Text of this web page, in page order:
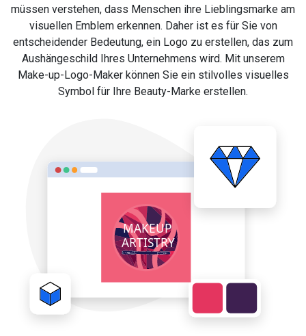
müssen verstehen, dass Menschen ihre Lieblingsmarke am
visuellen Emblem erkennen. Daher ist es für Sie von
entscheidender Bedeutung, ein Logo zu erstellen, das zum
Aushängeschild Ihres Unternehmens wird. Mit unserem
Make-up-Logo-Maker können Sie ein stilvolles visuelles
Symbol für Ihre Beauty-Marke erstellen.